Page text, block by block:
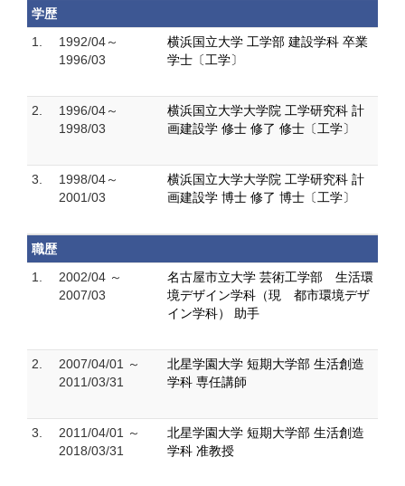
学歴
1.
1992/04～
1996/03
横浜国立大学 工学部 建設学科 卒業
学士〔工学〕
2.
1996/04～
1998/03
横浜国立大学大学院 工学研究科 計
画建設学 修士 修了 修士〔工学〕
3.
1998/04～
2001/03
横浜国立大学大学院 工学研究科 計
画建設学 博士 修了 博士〔工学〕
職歴
1.
2002/04 ～
2007/03
名古屋市立大学 芸術工学部 生活環
境デザイン学科（現 都市環境デザ
イン学科） 助手
2.
2007/04/01 ～
2011/03/31
北星学園大学 短期大学部 生活創造
学科 専任講師
3.
2011/04/01 ～
2018/03/31
北星学園大学 短期大学部 生活創造
学科 准教授